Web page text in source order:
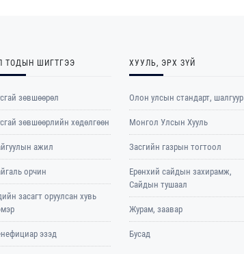
ТОДЫН ШИГТГЭЭ
зөвшөөрөл
зөвшөөрлийн хөдөлгөөн
ажил
орчин
засагт оруулсан хувь
эзэд
ХУУЛЬ, ЭРХ ЗҮЙ
Олон улсын стандарт, шалгуур
Монгол Улсын Хууль
Засгийн газрын тогтоол
Ерөнхий сайдын захирамж,
Сайдын тушаал
Журам, заавар
Бусад